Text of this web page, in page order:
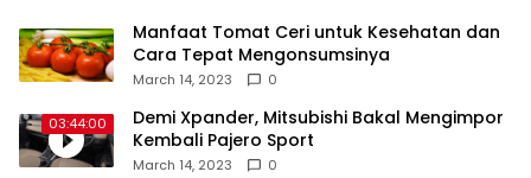
Manfaat Tomat Ceri untuk Kesehatan dan
Cara Tepat Mengonsumsinya
March 14, 2023 0
03:44:00
Demi Xpander, Mitsubishi Bakal Mengimpor
Kembali Pajero Sport
March 14, 2023 0